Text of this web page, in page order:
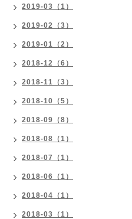
2019-03（1）
2019-02（3）
2019-01（2）
2018-12（6）
2018-11（3）
2018-10（5）
2018-09（8）
2018-08（1）
2018-07（1）
2018-06（1）
2018-04（1）
2018-03（1）